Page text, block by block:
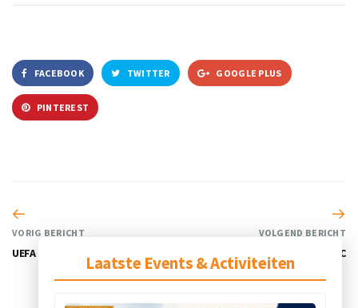
Laatste Events & Activiteiten
FACEBOOK TWITTER GOOGLE PLUS
PINTEREST
VORIG BERICHT
UEFA Euro 2024
VOLGEND BERICHT
ICC